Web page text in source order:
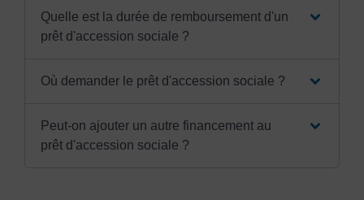
Quelle est la durée de remboursement d'un
prêt d'accession sociale ?
Où demander le prêt d'accession sociale ?
Peut-on ajouter un autre financement au
prêt d'accession sociale ?